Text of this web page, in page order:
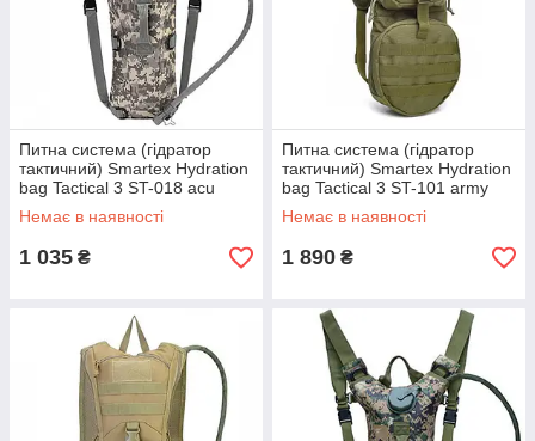
Питна система (гідратор
тактичний) Smartex Hydration
bag Tactical 3 ST-018 acu
camouflage
Немає в наявності
1 035 ₴
Питна система (гідратор
тактичний) Smartex Hydration
bag Tactical 3 ST-101 army
green
Немає в наявності
1 890 ₴